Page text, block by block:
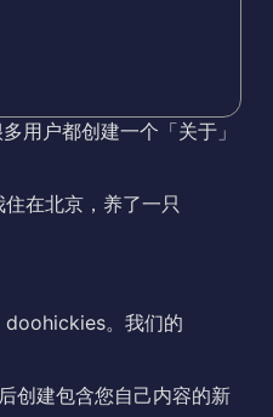
用户都创建一个「关于」
在北京，养了一只
doohickies。我们的
创建包含您自己内容的新